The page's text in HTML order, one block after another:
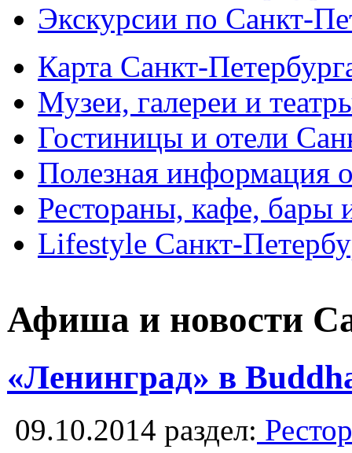
Экскурсии по Санкт-
Карта Санкт-
Музеи, галереи и
Гостиницы и отели
Полезная информация
Рестораны, кафе, бары
Lifestyle Санкт-
Афиша и новости
«Ленинград» в
09.10.2014 раздел: